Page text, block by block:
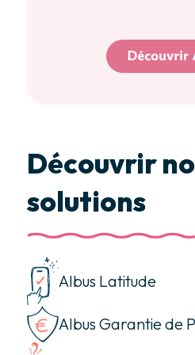
Découvrir
solutions
Albus Latitude
Albus Garantie de